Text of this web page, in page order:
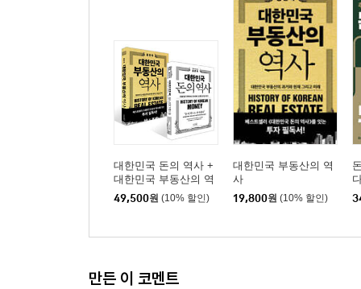
대한민국 돈의 역사 +
대한민국 부동산의 역
사 세트
49,500원 (10% 할인)
대한민국 부동산의 역
사
19,800원 (10% 할인)
만든 이 코멘트